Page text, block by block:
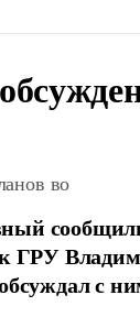
во
сообщили
ГРУ
с